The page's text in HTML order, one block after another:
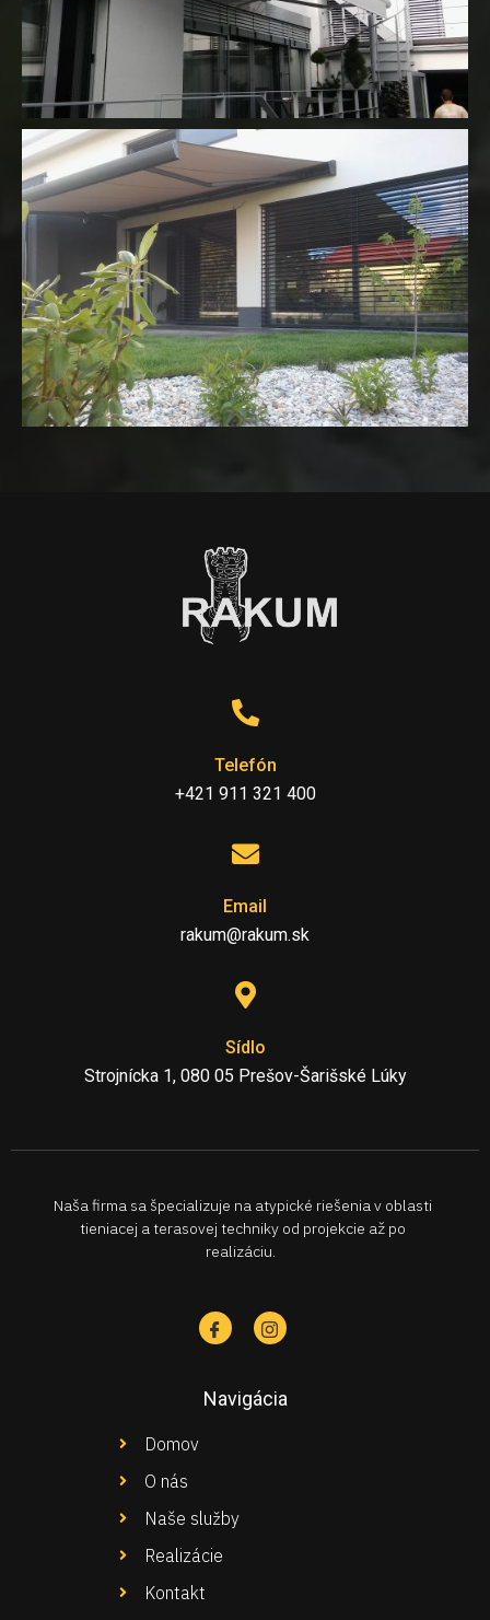
Telefón
+421 911 321 400
Email
rakum@rakum.sk
Sídlo
Strojnícka 1, 080 05 Prešov-Šarišské Lúky
Naša firma sa špecializuje na atypické riešenia v oblasti
tieniacej a terasovej techniky od projekcie až po
realizáciu.
Navigácia
Domov
O nás
Naše služby
Realizácie
Kontakt